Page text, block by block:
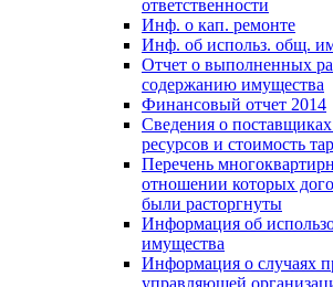
ответственности
Инф. о кап. ремонте
Инф. об использ. общ.
Отчет о выполненных
содержанию имущества
Финансовый отчет 2014
Сведения о
ресурсов и стоимость
Перечень
отношении которых
были расторгнуты
Информация об
имущества
Информация о случаях
управляющей